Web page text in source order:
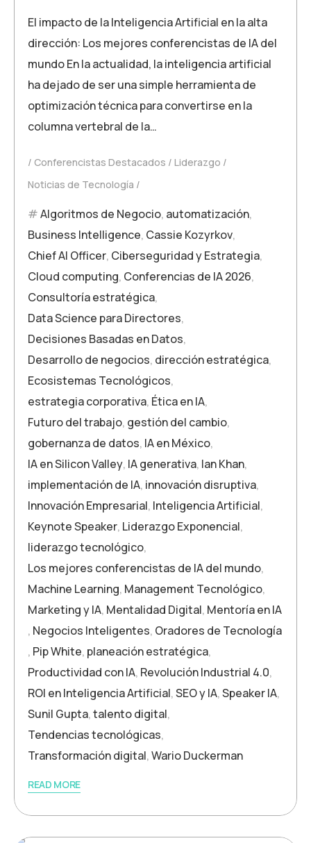
El impacto de la Inteligencia Artificial en la alta
dirección: Los mejores conferencistas de IA del
mundo En la actualidad, la inteligencia artificial
ha dejado de ser una simple herramienta de
optimización técnica para convertirse en la
columna vertebral de la…
Conferencistas Destacados
Liderazgo
Noticias de Tecnología
Algoritmos de Negocio, automatización,
Business Intelligence, Cassie Kozyrkov,
Chief AI Officer, Ciberseguridad y Estrategia,
Cloud computing, Conferencias de IA 2026,
Consultoría estratégica,
Data Science para Directores,
Decisiones Basadas en Datos,
Desarrollo de negocios, dirección estratégica,
Ecosistemas Tecnológicos,
estrategia corporativa, Ética en IA,
Futuro del trabajo, gestión del cambio,
gobernanza de datos, IA en México,
IA en Silicon Valley, IA generativa, Ian Khan,
implementación de IA, innovación disruptiva,
Innovación Empresarial, Inteligencia Artificial,
Keynote Speaker, Liderazgo Exponencial,
liderazgo tecnológico,
Los mejores conferencistas de IA del mundo,
Machine Learning, Management Tecnológico,
Marketing y IA, Mentalidad Digital, Mentoría en IA
, Negocios Inteligentes, Oradores de Tecnología
, Pip White, planeación estratégica,
Productividad con IA, Revolución Industrial 4.0,
ROI en Inteligencia Artificial,SEO y IA,Speaker IA,
Sunil Gupta,talento digital,
Tendencias tecnológicas,
Transformación digital,Wario Duckerman
READ MORE